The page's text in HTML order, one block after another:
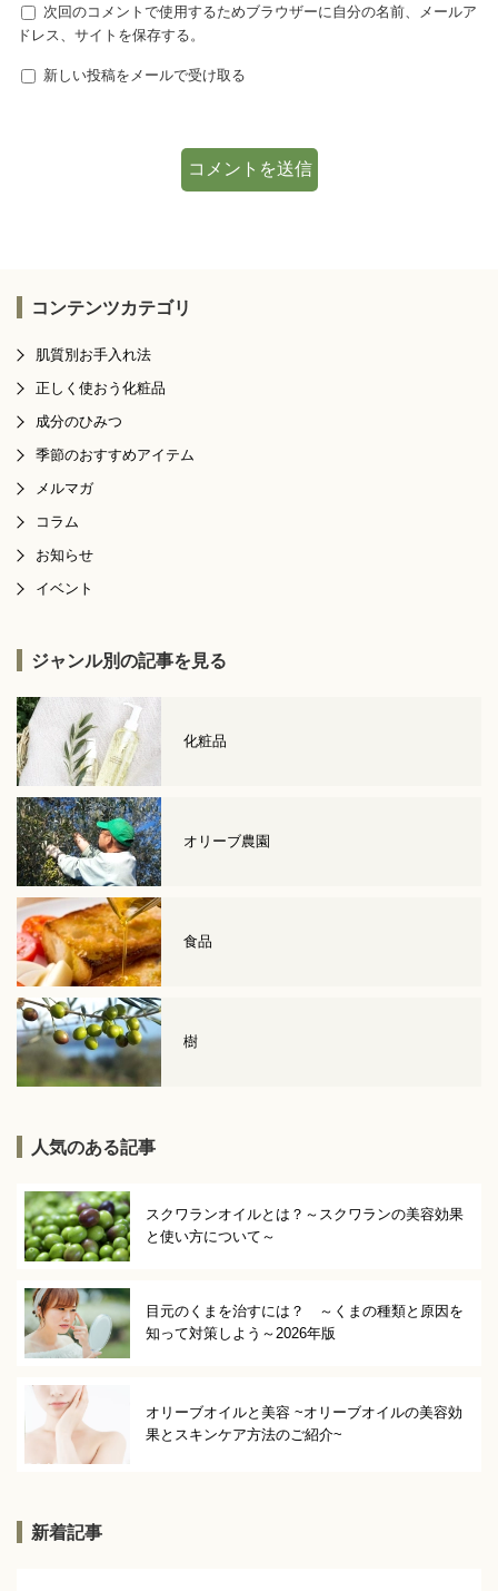
次回のコメントで使用するためブラウザーに自分の名前、メールア
ドレス、サイトを保存する。
新しい投稿をメールで受け取る
コンテンツカテゴリ
肌質別お手入れ法
正しく使おう化粧品
成分のひみつ
季節のおすすめアイテム
メルマガ
コラム
お知らせ
イベント
ジャンル別の記事を見る
化粧品
オリーブ農園
食品
樹
人気のある記事
スクワランオイルとは？～スクワランの美容効果
と使い方について～
目元のくまを治すには？ ～くまの種類と原因を
知って対策しよう～2026年版
オリーブオイルと美容 ~オリーブオイルの美容効
果とスキンケア方法のご紹介~
新着記事